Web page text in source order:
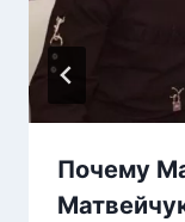
Почему